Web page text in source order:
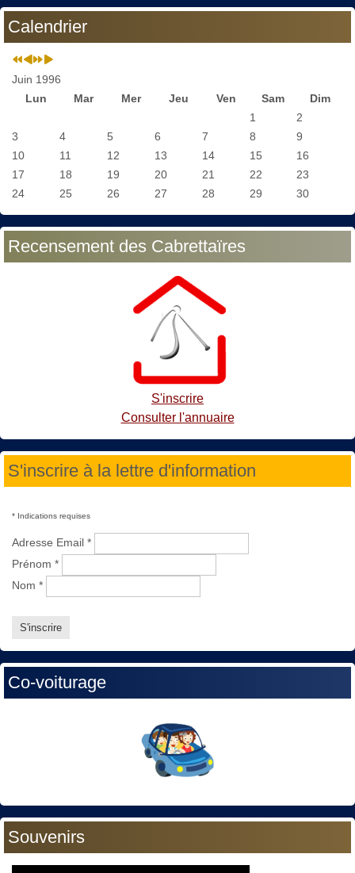
Calendrier
Juin 1996
Lun
Mar Mer Jeu Ven Sam
Dim
1
2
3
4 5 6 7 8
9
10
11 12 13 14 15
16
17
18 19 20 21 22
23
24
25 26 27 28 29 30
Recensement des Cabrettaïres
S'inscrire
Consulter l'annuaire
S'inscrire à la lettre d'information
* Indications requises
Adresse Email *
Prénom *
Nom *
Co-voiturage
Souvenirs